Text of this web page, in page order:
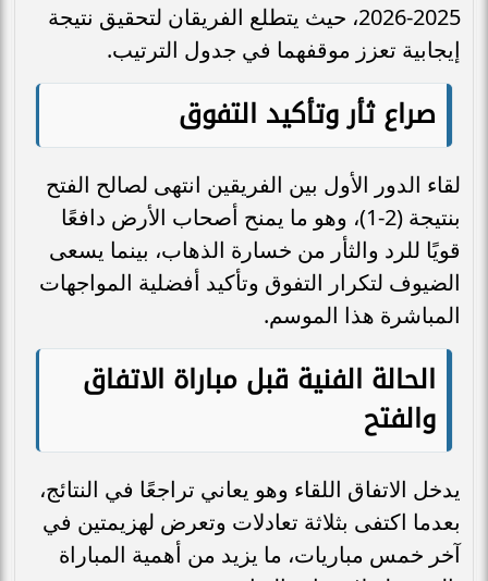
2025-2026، حيث يتطلع الفريقان لتحقيق نتيجة
إيجابية تعزز موقفهما في جدول الترتيب.
صراع ثأر وتأكيد التفوق
لقاء الدور الأول بين الفريقين انتهى لصالح الفتح
بنتيجة (2-1)، وهو ما يمنح أصحاب الأرض دافعًا
قويًا للرد والثأر من خسارة الذهاب، بينما يسعى
الضيوف لتكرار التفوق وتأكيد أفضلية المواجهات
المباشرة هذا الموسم.
الحالة الفنية قبل مباراة الاتفاق
والفتح
يدخل الاتفاق اللقاء وهو يعاني تراجعًا في النتائج،
بعدما اكتفى بثلاثة تعادلات وتعرض لهزيمتين في
آخر خمس مباريات، ما يزيد من أهمية المباراة